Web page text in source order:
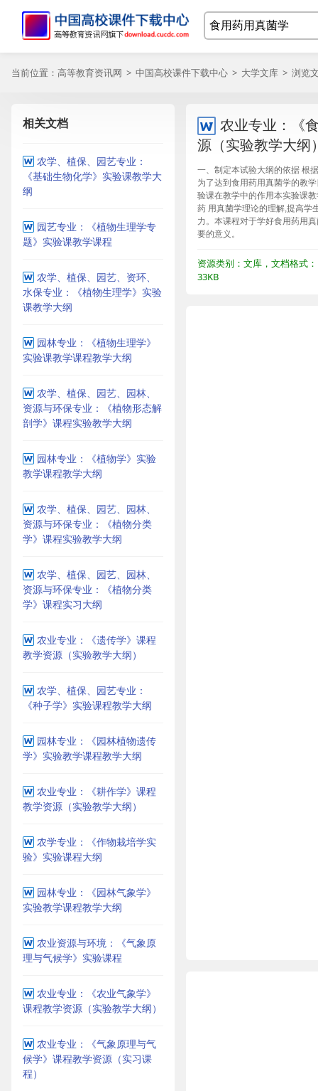
当前位置： 高等教育资讯网 > 中国高校课件下载中心 > 大学文库 > 浏览
相关文档
农学、植保、园艺专业：
《基础生物化学》实验课教学大
纲
园艺专业：《植物生理学专
题》实验课教学课程
农学、植保、园艺、资环、
水保专业：《植物生理学》实验
课教学大纲
园林专业：《植物生理学》
实验课教学课程教学大纲
农学、植保、园艺、园林、
资源与环保专业：《植物形态解
剖学》课程实验教学大纲
园林专业：《植物学》实验
教学课程教学大纲
农学、植保、园艺、园林、
资源与环保专业：《植物分类
学》课程实验教学大纲
农学、植保、园艺、园林、
资源与环保专业：《植物分类
学》课程实习大纲
农业专业：《遗传学》课程
教学资源（实验教学大纲）
农学、植保、园艺专业：
《种子学》实验课程教学大纲
园林专业：《园林植物遗传
学》实验教学课程教学大纲
农业专业：《耕作学》课程
教学资源（实验教学大纲）
农学专业：《作物栽培学实
验》实验课程大纲
园林专业：《园林气象学》
实验教学课程教学大纲
农业资源与环境：《气象原
理与气候学》实验课程
农业专业：《农业气象学》
课程教学资源（实验教学大纲）
农业专业：《气象原理与气
候学》课程教学资源（实习课
程）
农业专业：《
源（实验教学大纲
一、制定本试验大纲的依据 根
为了达到食用药用真菌学的教
验课在教学中的作用本实验课
药 用真菌学理论的理解,提高学
力。本课程对于学好食用药用
要的意义。
资源类别：文库，文档格式
33KB